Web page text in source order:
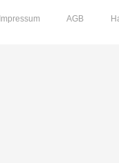
Impressum AGB